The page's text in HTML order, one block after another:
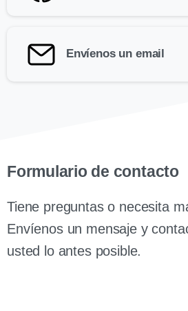
Envíenos un email
Formulario de contacto
Tiene preguntas o necesita
Envíenos un mensaje y
usted lo antes posible.